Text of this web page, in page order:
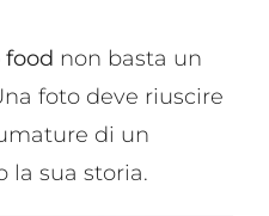
food non basta un
foto deve riuscire
di un
la sua storia.